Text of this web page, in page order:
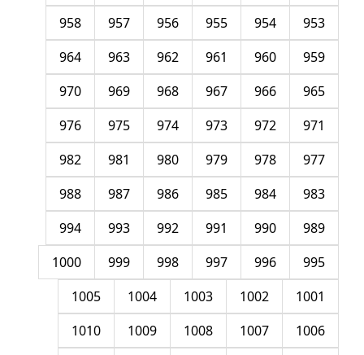
953
954
955
956
957
958
959
960
961
962
963
964
965
966
967
968
969
970
971
972
973
974
975
976
977
978
979
980
981
982
983
984
985
986
987
988
989
990
991
992
993
994
995
996
997
998
999
1000
1001
1002
1003
1004
1005
1006
1007
1008
1009
1010